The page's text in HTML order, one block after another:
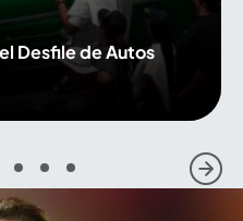
Desfile de Autos
3 4 5